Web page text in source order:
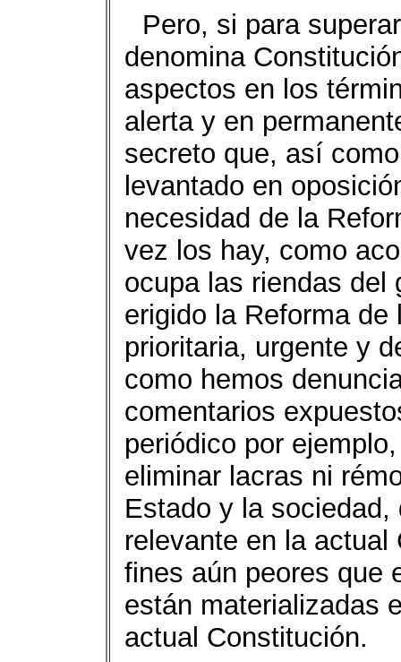
Pero, si para
denomina
aspectos en los
alerta y en
secreto que, así
levantado en
necesidad de la
vez los hay, como
ocupa las riendas del
erigido la Reforma
prioritaria, urgente y
como hemos
comentarios
periódico por
eliminar lacras ni
Estado y la
relevante en la
fines aún peores que
están materializadas
actual Constitución.